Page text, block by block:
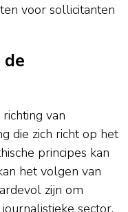
voor sollicitanten
van
die zich richt op het
principes kan
het volgen van
zijn om
sector.